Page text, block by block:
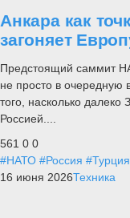
Анкара как
загоняет
Предстоящий саммит
не просто в очередную
того, насколько далеко
Россией....
561 0 0
#НАТО #Россия #Турция
16 июня 2026Техника